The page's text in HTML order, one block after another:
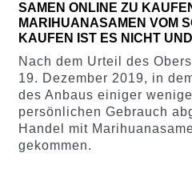
SAMEN ONLINE ZU
MARIHUANASAMEN VOM
KAUFEN IST ES NICHT
Nach dem Urteil des
19. Dezember 2019, in
des Anbaus einiger
persönlichen Gebrauch
Handel mit
gekommen.